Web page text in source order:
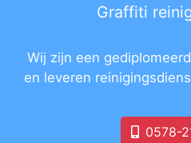
Graffiti
Wij zijn een
en leveren
0578-